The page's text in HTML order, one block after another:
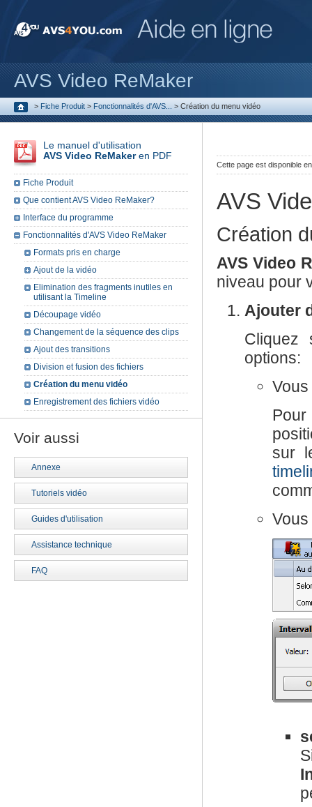
AVS Video ReMaker
> Fiche Produit > Fonctionnalités d'AVS... > Création du menu vidéo
Cette page est disponible
AVS
Création
AVS Video
niveau pour
Ajouter
options:
sur
Le manuel d'utilisation
AVS Video ReMakeren PDF
Fiche Produit
Que contient AVS Video ReMaker?
Interface du programme
Fonctionnalités d'AVS Video ReMaker
Formats pris en charge
Ajout de la vidéo
Elimination des fragments inutiles en
utilisant la Timeline
Découpage vidéo
Changement de la séquence des clips
Ajout des transitions
Division et fusion des fichiers
Création du menu vidéo
Enregistrement des fichiers vidéo
Voir aussi
Annexe
Tutoriels vidéo
Guides d'utilisation
Assistance technique
FAQ